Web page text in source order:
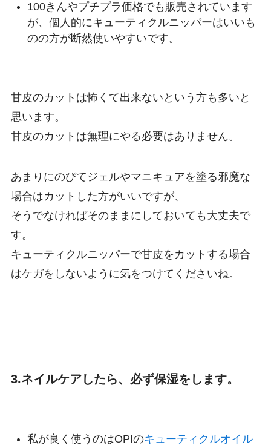
100きんやプチプラ価格でも販売されています
が、個人的にキューティクルニッパーはいいも
のの方が断然使いやすいです。
甘皮のカットは怖くて出来ないという方も多いと
思います。
甘皮のカットは無理にやる必要はありません。
あまりにのびてジェルやマニキュアを塗る邪魔な
場合はカットした方がいいですが、
そうでなければそのままにしておいても大丈夫で
す。
キューティクルニッパーで甘皮をカットする場合
はケガをしないように気をつけてくださいね。
3.ネイルケアしたら、必ず保湿をします。
私が良く使うのはOPIのキューティクルオイル